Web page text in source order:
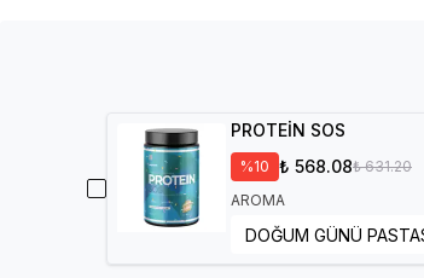
PROTEİN SOS
%10 ₺ 568.08₺ 631.20
AROMA